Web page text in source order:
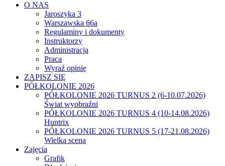
O NAS
Jaroszyka 3
Warszawska 66a
Regulaminy i dokumenty
Instruktorzy
Administracja
Praca
Wyraź opinię
ZAPISZ SIĘ
PÓŁKOLONIE 2026
PÓŁKOLONIE 2026 TURNUS 2 (6-10.07.2026)
Świat wyobraźni
PÓŁKOLONIE 2026 TURNUS 4 (10-14.08.2026)
Huntrix
PÓŁKOLONIE 2026 TURNUS 5 (17-21.08.2026)
Wielka scena
Zajęcia
Grafik